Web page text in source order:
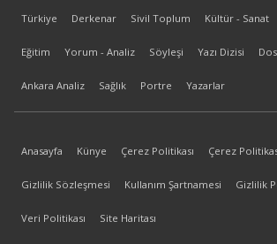
Türkiye Derkenar Sivil Toplum Kültür - Sanat
Eğitim Yorum - Analiz Söyleşi Yazı Dizisi
Ankara Analiz Sağlık Portre Yazarlar
Anasayfa Künye Çerez Politikası Çerez
Gizlilik Sözleşmesi Kullanım Şartnamesi Gizlilik
Veri Politikası Site Haritası